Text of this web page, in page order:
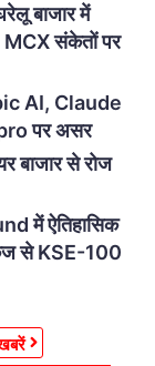
बाजार में
MCX संकेतों पर
AI, Claude
पर असर
से रोज
में ऐतिहासिक
से KSE-100